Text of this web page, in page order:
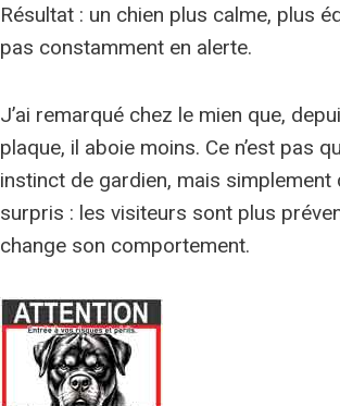
Résultat : un chien plus calme, plus
pas constamment en alerte.
J’ai remarqué chez le mien que,
plaque, il aboie moins. Ce n’est pas
instinct de gardien, mais simplement
surpris : les visiteurs sont plus
change son comportement.